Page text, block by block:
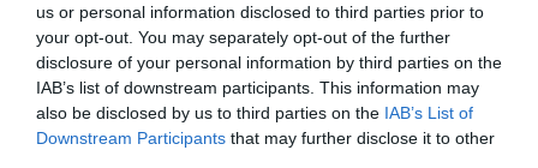
us or personal information disclosed to third parties prior to
your opt-out. You may separately opt-out of the further
disclosure of your personal information by third parties on the
IAB’s list of downstream participants. This information may
also be disclosed by us to third parties on the IAB’s List of
Downstream Participants that may further disclose it to other
KΑΡΔΙΑ